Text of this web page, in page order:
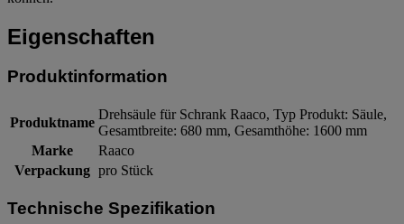
Eigenschaften
Produktinformation
Produktname
Drehsäule für Schrank Raaco, Typ Produkt: Säule,
Gesamtbreite: 680 mm, Gesamthöhe: 1600 mm
Marke
Raaco
Verpackung pro Stück
Technische Spezifikation